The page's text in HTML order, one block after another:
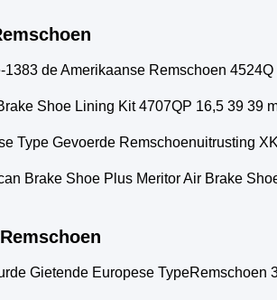
1383 de Amerikaanse Remschoen
Shoe Lining Kit 4707QP 16,5 39 39
Type Gevoerde Remschoenuitrusting
Brake Shoe Plus Meritor Air Brake
Gietende Europese TypeRemschoen